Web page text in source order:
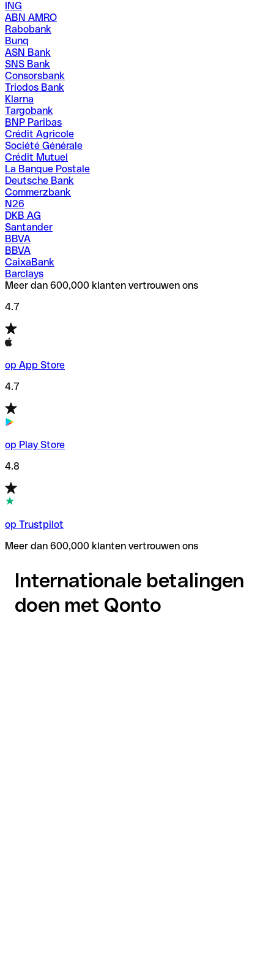
ING
ABN AMRO
Rabobank
Bunq
ASN Bank
SNS Bank
Consorsbank
Triodos Bank
Klarna
Targobank
BNP Paribas
Crédit Agricole
Société Générale
Crédit Mutuel
La Banque Postale
Deutsche Bank
Commerzbank
N26
DKB AG
Santander
BBVA
BBVA
CaixaBank
Barclays
Meer dan 600,000 klanten vertrouwen ons
4.7
op App Store
4.7
op Play Store
4.8
op Trustpilot
Meer dan 600,000 klanten vertrouwen ons
Internationale betalingen
doen met Qonto